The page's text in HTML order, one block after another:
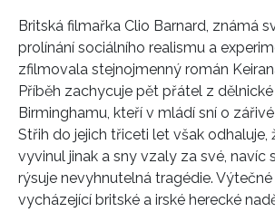
Britská filmařka Clio Barnard, známá
prolínání sociálního realismu a
zfilmovala stejnojmenný román
Příběh zachycuje pět přátel z
Birminghamu, kteří v mládí sní o
Střih do jejich třiceti let však odhaluje,
vyvinul jinak a sny vzaly za své, navíc
rýsuje nevyhnutelná tragédie.
vycházející britské a irské herecké